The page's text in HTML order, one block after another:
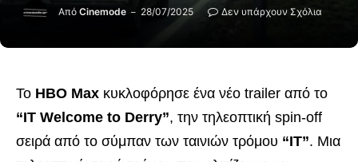
Από Cinemode 28/07/2025 Δεν υπάρχουν Σχόλια
Το HBO Max κυκλοφόρησε ένα νέο trailer από το
“IT Welcome to Derry”, την τηλεοπτική spin-off
σειρά από το σύμπαν των ταινιών τρόμου “IT”. Μια